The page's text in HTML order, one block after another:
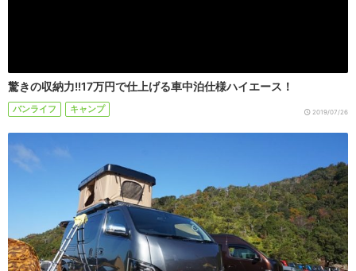
驚きの収納力!!17万円で仕上げる車中泊仕様ハイエース！
バンライフ キャンプ 2019/07/26